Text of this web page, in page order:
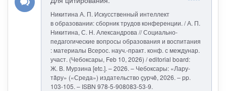
Никитина А. П. Искусственный интеллект
в образовании: сборник трудов конференции. / А. П.
Никитина, С. Н. Александрова // Социально-
педагогические вопросы образования и воспитания
: материалы Всерос. науч.-практ. конф. с междунар.
участ. (Чебоксары, Feb 10, 2026) / editorial board:
Ж. В. Мурзина [etc.]. – 2026. – Чебоксары: «Лару-
тăру» («Среда») издательство çурчě, 2026. – pp.
103-105. – ISBN 978-5-908083-53-9.